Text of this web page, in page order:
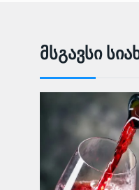
Მსგავსი